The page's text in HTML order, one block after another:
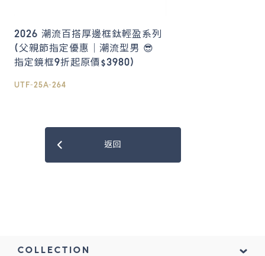
2026 潮流百搭厚邊框鈦輕盈系列
(父親節指定優惠｜潮流型男 😎
指定鏡框9折起原價$3980)
UTF-25A-264
返回
COLLECTION